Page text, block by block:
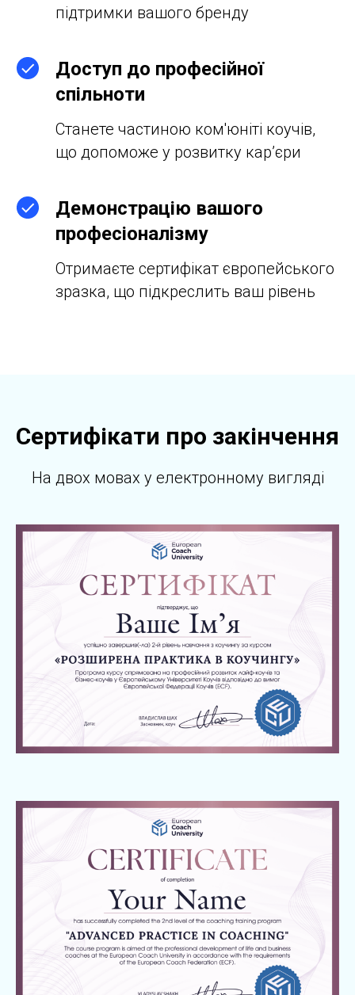
підтримки вашого бренду
Доступ до професійної
спільноти
Станете частиною ком'юніті коучів,
що допоможе у розвитку кар’єри
Демонстрацію вашого
професіоналізму
Отримаєте сертифікат європейського
зразка, що підкреслить ваш рівень
Сертифікати про закінчення
На двох мовах у електронному вигляді